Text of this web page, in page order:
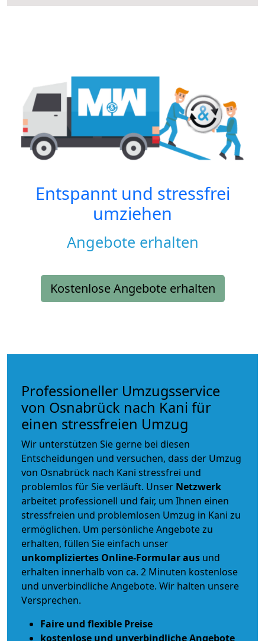
Entspannt und stressfrei
umziehen
Angebote erhalten
Kostenlose Angebote erhalten
Professioneller Umzugsservice
von Osnabrück nach Kani für
einen stressfreien Umzug
Wir unterstützen Sie gerne bei diesen
Entscheidungen und versuchen, dass der Umzug
von Osnabrück nach Kani stressfrei und
problemlos für Sie verläuft. Unser Netzwerk
arbeitet professionell und fair, um Ihnen einen
stressfreien und problemlosen Umzug in Kani zu
ermöglichen. Um persönliche Angebote zu
erhalten, füllen Sie einfach unser
unkompliziertes Online-Formular aus und
erhalten innerhalb von ca. 2 Minuten kostenlose
und unverbindliche Angebote. Wir halten unsere
Versprechen.
Faire und flexible Preise
kostenlose und unverbindliche Angebote